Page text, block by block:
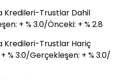
Trustlar Dahil
+ % 3.0/Önceki: + % 2.8
Trustlar Hariç
% 3.0/Gerçekleşen: + % 3.0/